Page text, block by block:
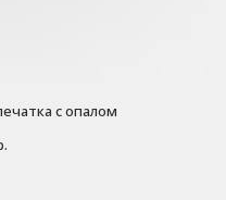
с опалом